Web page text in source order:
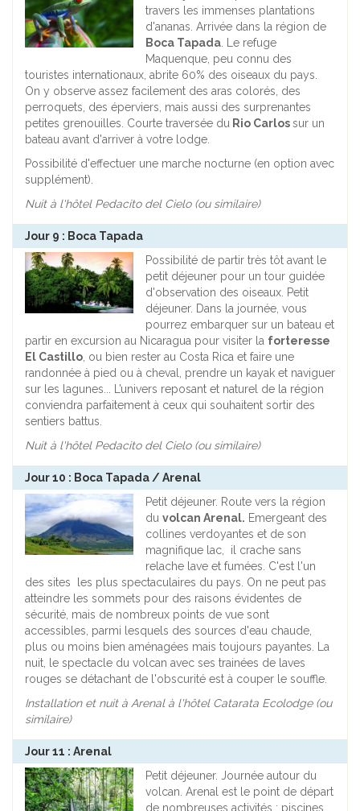
travers les immenses plantations
d'ananas. Arrivée dans la région de
Boca Tapada. Le refuge
Maquenque, peu connu des
touristes internationaux, abrite 60% des oiseaux du pays.
On y observe assez facilement des aras colorés, des
perroquets, des éperviers, mais aussi des surprenantes
petites grenouilles. Courte traversée du Rio Carlossur un
bateau avant d'arriver à votre lodge.
Possibilité d'effectuer une marche nocturne (en option avec
supplément).
Nuit à l'hôtel Pedacito del Cielo (ou similaire)
Jour 9 : Boca Tapada
Possibilité de partir très tôt avant le
petit déjeuner pour un tour guidée
d'observation des oiseaux. Petit
déjeuner. Dans la journée, vous
pourrez embarquer sur un bateau et
partir en excursion au Nicaragua pour visiter la forteresse
El Castillo, ou bien rester au Costa Rica et faire une
randonnée à pied ou à cheval, prendre un kayak et naviguer
sur les lagunes... L’univers reposant et naturel de la région
conviendra parfaitement à ceux qui souhaitent sortir des
sentiers battus.
Nuit à l'hôtel Pedacito del Cielo (ou similaire)
Jour 10 : Boca Tapada / Arenal
Petit déjeuner. Route vers la région
duvolcan Arenal. Emergeant des
collines verdoyantes et de son
magnifique lac, il crache sans
relache lave et fumées. C'est l'un
des sites les plus spectaculaires du pays. On ne peut pas
atteindre les sommets pour des raisons évidentes de
sécurité, mais de nombreux points de vue sont
accessibles, parmi lesquels des sources d'eau chaude,
plus ou moins bien aménagées mais toujours payantes. La
nuit, le spectacle du volcan avec ses trainées de laves
rouges se détachant de l'obscurité est à couper le souffle.
Installation et nuit à Arenal à l'hôtel Catarata Ecolodge (ou
similaire)
Jour 11 : Arenal
Petit déjeuner. Journée autour du
volcan. Arenal est le point de départ
de nombreuses activités : piscines